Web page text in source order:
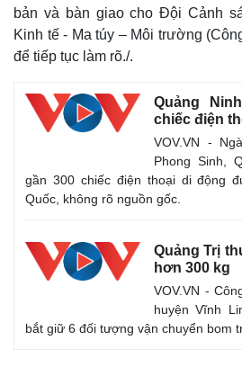
Thế giới
Quan sát
Hồ sơ
E-
bản và bàn giao cho Đội Cảnh
Kinh tế - Ma túy – Môi trường
để tiếp tục làm rõ./.
Quảng
chiếc điện
VOV.VN -
Phong Sinh,
gần 300 chiếc điện thoại di động
Quốc, không rõ nguồn gốc.
Quảng Trị
hơn 300 kg
VOV.VN -
huyện Vĩnh
bắt giữ 6 đối tượng vận chuyển bom